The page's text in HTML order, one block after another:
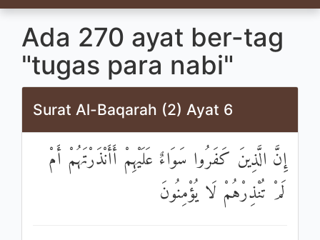
Ada 270 ayat ber-tag
"tugas para nabi"
Surat Al-Baqarah (2) Ayat 6
إِنَّ الَّذِينَ كَفَرُوا سَوَاءٌ عَلَيْهِمْ أَأَنْذَرْتَهُمْ أَمْ
لَمْ تُنْذِرْهُمْ لَا يُؤْمِنُونَ